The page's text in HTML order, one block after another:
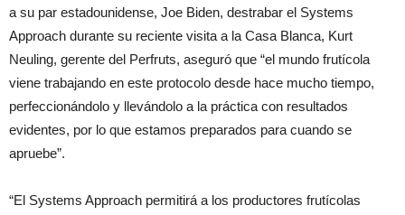
a su par estadounidense, Joe Biden, destrabar el Systems
Approach durante su reciente visita a la Casa Blanca, Kurt
Neuling, gerente del Perfruts, aseguró que “el mundo frutícola
viene trabajando en este protocolo desde hace mucho tiempo,
perfeccionándolo y llevándolo a la práctica con resultados
evidentes, por lo que estamos preparados para cuando se
apruebe”.
“El Systems Approach permitirá a los productores frutícolas